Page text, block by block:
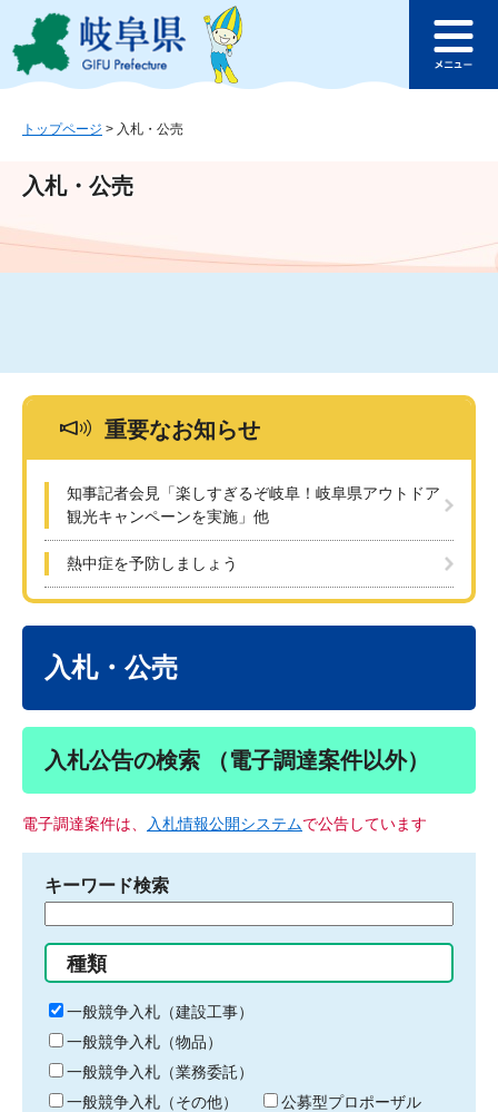
ジ
ュ
文
このページの本文へ
ュ
トップページ > 入札・公売
入札・公売
重要なお知らせ
知事記者会見「楽しすぎるぞ岐阜！岐阜県アウトドア
観光キャンペーンを実施」他
熱中症を予防しましょう
入札・公売
入札公告の検索 （電子調達案件以外）
電子調達案件は、 入札情報公開システムで公告しています
キーワード検索
る
キ
ー
ワ
ー
ド
種類
一般競争入札（建設工事）
一般競争入札（物品）
一般競争入札（業務委託）
一般競争入札（その他）
公募型プロポーザル